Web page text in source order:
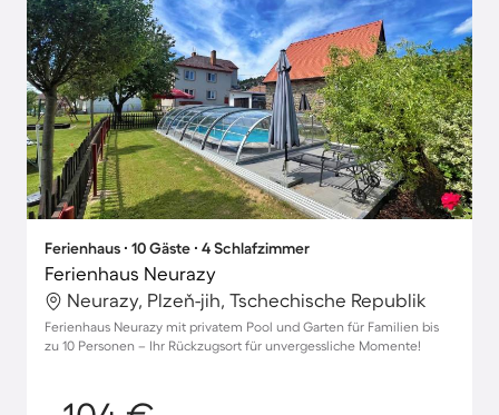
Ferienhaus ∙ 10 Gäste ∙ 4 Schlafzimmer
Ferienhaus Neurazy
Neurazy, Plzeň-jih, Tschechische Republik
Ferienhaus Neurazy mit privatem Pool und Garten für Familien bis
zu 10 Personen – Ihr Rückzugsort für unvergessliche Momente!